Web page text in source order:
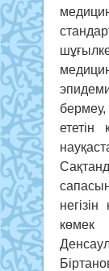
көмек